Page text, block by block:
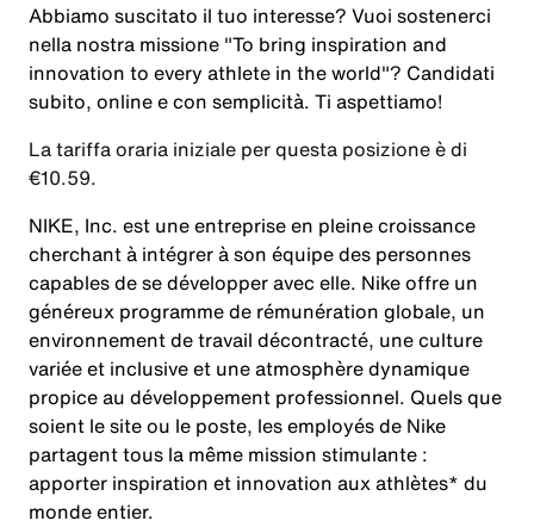
Abbiamo suscitato il tuo interesse? Vuoi sostenerci
nella nostra missione "To bring inspiration and
innovation to every athlete in the world"? Candidati
subito, online e con semplicità. Ti aspettiamo!
La tariffa oraria iniziale per questa posizione è di
€10.59.
NIKE, Inc. est une entreprise en pleine croissance
cherchant à intégrer à son équipe des personnes
capables de se développer avec elle. Nike offre un
généreux programme de rémunération globale, un
environnement de travail décontracté, une culture
variée et inclusive et une atmosphère dynamique
propice au développement professionnel. Quels que
soient le site ou le poste, les employés de Nike
partagent tous la même mission stimulante :
apporter inspiration et innovation aux athlètes* du
monde entier.